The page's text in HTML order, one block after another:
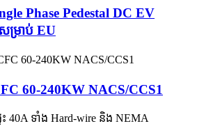
Phase Pedestal DC EV
ម្រាប់ EU
60-240KW NACS/CCS1